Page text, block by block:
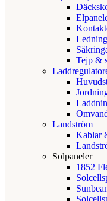
Tejp &
Landström
Kablar
Solpaneler
1852